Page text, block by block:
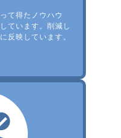
て得たノウハウ
ています。削減し
反映しています。